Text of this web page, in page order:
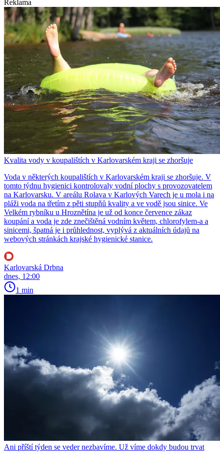
Reklama
Kvalita vody v koupalištích v Karlovarském kraji se zhoršuje
Voda v některých koupalištích v Karlovarském kraji se zhoršuje. V
tomto týdnu hygienici kontrolovaly vodní plochy s provozovatelem
na Karlovarsku. V areálu Rolava v Karlových Varech je u mola i na
pláži voda na třetím z pěti stupňů kvality a ve vodě jsou sinice. Ve
Velkém rybníku u Hroznětína je už od konce července zákaz
koupání a voda je zde znečištěná vodním květem, chlorofylem-a a
sinicemi, špatná je i průhlednost, vyplývá z aktuálních údajů na
webových stránkách krajské hygienické stanice.
Karlovarská Drbna
dnes, 12:00
1 min
Ani příští týden se veder nezbavíme. Už víme dokdy budou trvat